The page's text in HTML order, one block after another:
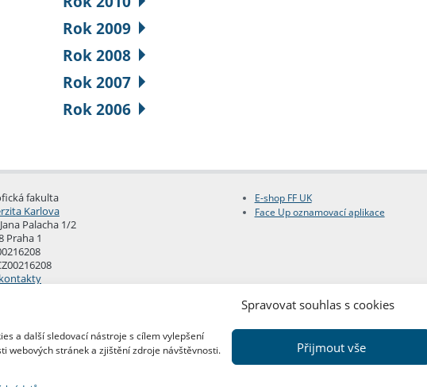
Spravovat souhlas s cookies
a další sledovací nástroje s cílem vylepšení
webových stránek a zjištění zdroje návštěvnosti.
Přijmout vše
Rok 2009
Rok 2008
Rok 2007
Rok 2006
fakulta
Karlova
Palacha 1/2
Praha 1
E-shop FF UK
Face Up oznamovací aplikace